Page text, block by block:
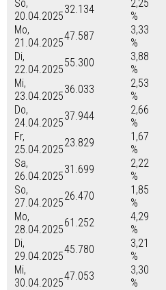
So,
20.04.2025
32.134
2,25
%
Mo,
21.04.2025
47.587
3,33
%
Di,
22.04.2025
55.300
3,88
%
Mi,
23.04.2025
36.033
2,53
%
Do,
24.04.2025
37.944
2,66
%
Fr,
25.04.2025
23.829
1,67
%
Sa,
26.04.2025
31.699
2,22
%
So,
27.04.2025
26.470
1,85
%
Mo,
28.04.2025
61.252
4,29
%
Di,
29.04.2025
45.780
3,21
%
Mi,
30.04.2025
47.053
3,30
%